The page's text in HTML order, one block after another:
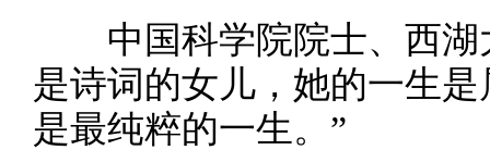
中国科学院院士、西湖
是诗词的女儿，她的一生
是最纯粹的一生。”